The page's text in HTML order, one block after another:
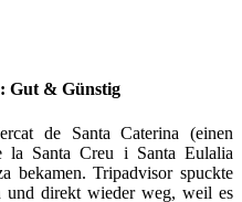
Gut & Günstig
de Santa Caterina (einen
la Santa Creu i Santa Eulalia
bekamen. Tripadvisor spuckte
direkt wieder weg, weil es